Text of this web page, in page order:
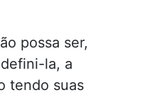
possa ser,
la, a
tendo suas